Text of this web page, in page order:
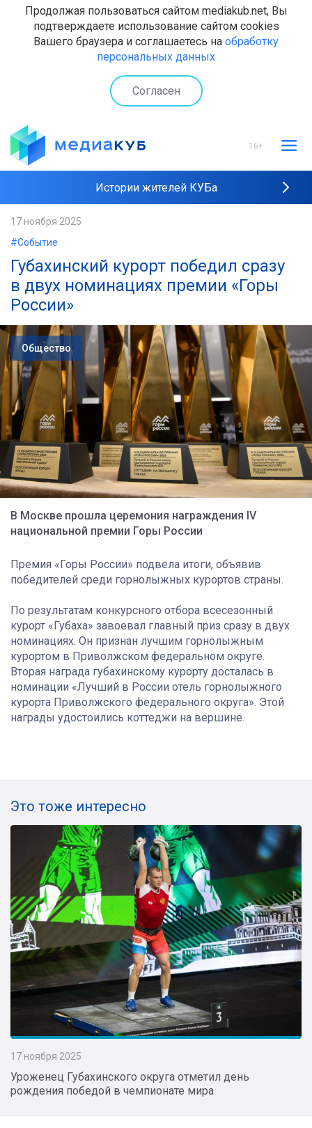
Продолжая пользоваться сайтом mediakub.net, Вы
подтверждаете использование сайтом cookies
Вашего браузера и соглашаетесь на обработку
персональных данных
Согласен
16+
Истории жителей КУБа
Наши интервью
17 ноября 2025
#Событие
Губахинский курорт победил сразу
в двух номинациях премии «Горы
России»
Общество
В Москве прошла церемония награждения IV
национальной премии Горы России
Премия «Горы России» подвела итоги, объявив
победителей среди горнолыжных курортов страны.
По результатам конкурсного отбора всесезонный
курорт «Губаха» завоевал главный приз сразу в двух
номинациях. Он признан лучшим горнолыжным
курортом в Приволжском федеральном округе.
Вторая награда губахинскому курорту досталась в
номинации «Лучший в России отель горнолыжного
курорта Приволжского федерального округа». Этой
награды удостоились коттеджи на вершине.
Это тоже интересно
17 ноября 2025
Уроженец Губахинского округа отметил день
рождения победой в чемпионате мира